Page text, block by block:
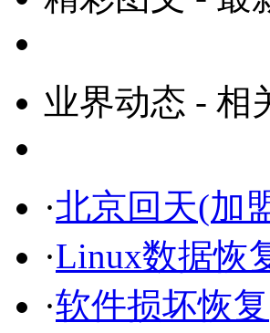
业界动态 - 相
·北京回天(加
·Linux数据恢
·软件损坏恢复